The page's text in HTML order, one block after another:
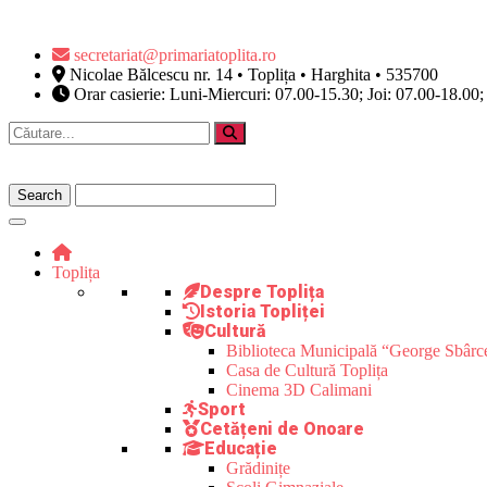
secretariat@primariatoplita.ro
Nicolae Bălcescu nr. 14 • Toplița • Harghita • 535700
Orar casierie: Luni-Miercuri: 07.00-15.30; Joi: 07.00-
Toplița
Despre Toplița
Istoria Topliței
Cultură
Biblioteca Municipală “George
Casa de Cultură Toplița
Cinema 3D Calimani
Sport
Cetățeni de Onoare
Educație
Grădinițe